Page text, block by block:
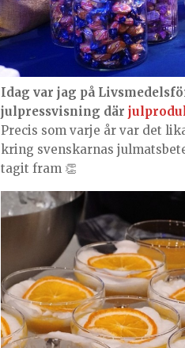
Idag var jag på
julpressvisning där
Precis som varje år var det
kring svenskarnas
tagit fram 👏